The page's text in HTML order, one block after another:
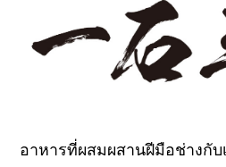
อาหารที่ผสมผสานฝีมือช่างกั